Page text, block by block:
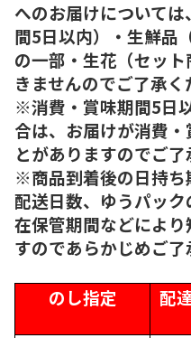
へのお届けについて
間5日以内）・生鮮品
の一部・生花（セッ
きませんのでご了承く
※消費・賞味期間5日
合は、お届けが消費
とがありますのでご了
※商品到着後の日持ち
配送日数、ゆうパッ
在保管期間などによ
すのであらかじめご了
のし指定
配